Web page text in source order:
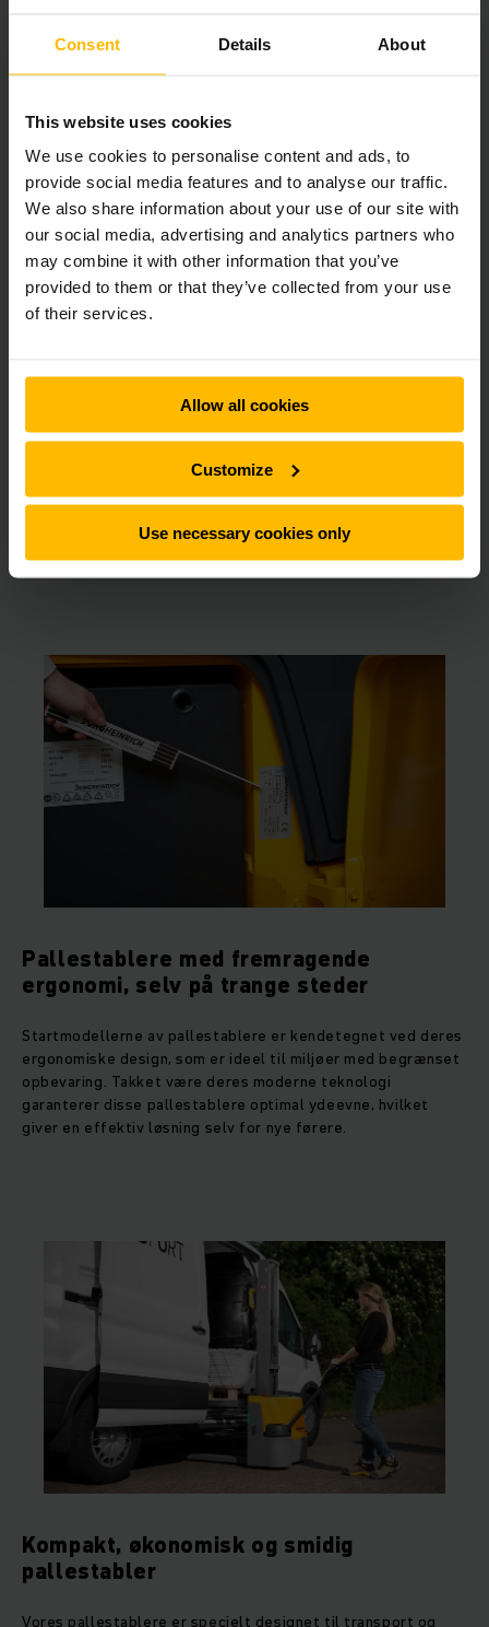
Consent Details About
This website uses cookies
We use cookies to personalise content and ads, to
provide social media features and to analyse our traffic.
We also share information about your use of our site with
our social media, advertising and analytics partners who
may combine it with other information that you’ve
provided to them or that they’ve collected from your use
of their services.
Allow all cookies
Customize
Use necessary cookies only
Effektivitet og moderne ydeevne
Vores pallestablere skiller sig ud med deres effektivitet,
takket være den nyeste teknologi både til køre- og
løftemotor. Ideelle til korte afstande, stabling og plukning,
til nybegyndere.
Pallestablere med fremragende
ergonomi, selv på trange steder
Startmodellerne av pallestablere er kendetegnet ved deres
ergonomiske design, som er ideel til miljøer med begrænset
opbevaring. Takket være deres moderne teknologi
garanterer disse pallestablere optimal ydeevne, hvilket
giver en effektiv løsning selv for nye førere.
Kompakt, økonomisk og smidig
pallestabler
Vores pallestablere er specielt designet til transport og